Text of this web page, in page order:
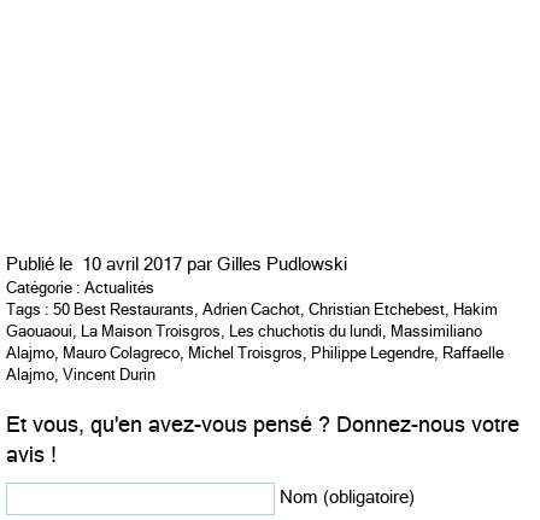
Publié le 10 avril 2017 par Gilles Pudlowski
Catégorie : Actualités
Tags : 50 Best Restaurants, Adrien Cachot, Christian Etchebest, Hakim
Gaouaoui, La Maison Troisgros, Les chuchotis du lundi, Massimiliano
Alajmo, Mauro Colagreco, Michel Troisgros, Philippe Legendre, Raffaelle
Alajmo, Vincent Durin
Et vous, qu'en avez-vous pensé ? Donnez-nous votre
avis !
Nom (obligatoire)